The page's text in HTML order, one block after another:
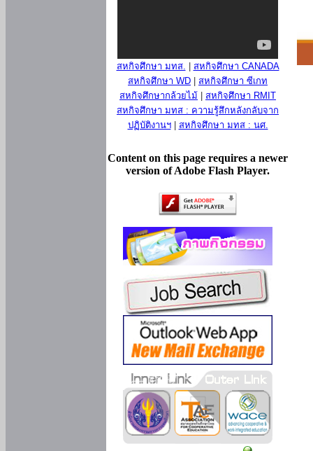
สหกิจศึกษา มทส.
สหกิจศึกษา CANADA
สหกิจศึกษา WD
สหกิจศึกษา ซีเกท
สหกิจศึกษากล้วยไม้
สหกิจศึกษา RMIT
สหกิจศึกษา มทส : ความรู้สึกหลังกลับจาก
ปฏิบัติงานฯ| สหกิจศึกษา มทส : นศ.
Content on this page requires a newer
version of Adobe Flash Player.